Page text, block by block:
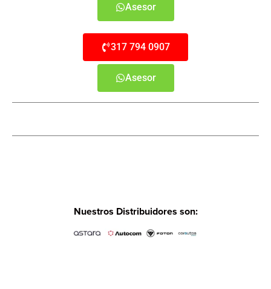
Asesor
317 794 0907
Asesor
Nuestros Distribuidores son: